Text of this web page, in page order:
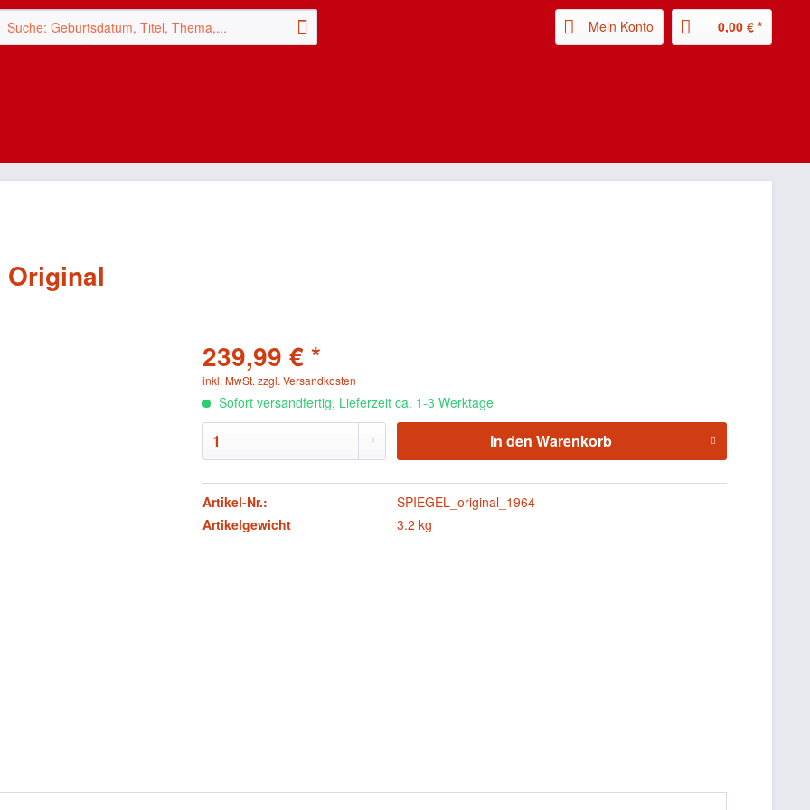
Mein Konto 0,00 € *
Original
239,99 € *
inkl. MwSt. zzgl. Versandkosten
Sofort versandfertig, Lieferzeit ca. 1-3 Werktage
In den Warenkorb
Artikel-Nr.:
SPIEGEL_original_1964
Artikelgewicht
3.2 kg